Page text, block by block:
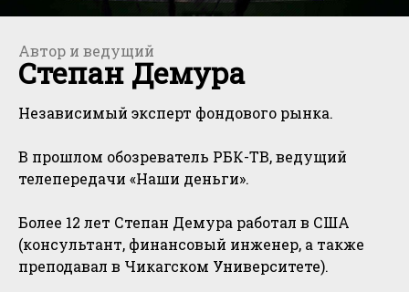
Автор и ведущий
Степан Демура
Независимый эксперт фондового рынка.
В прошлом обозреватель РБК-ТВ, ведущий
телепередачи «Наши деньги».
Более 12 лет Степан Демура работал в США
(консультант, финансовый инженер, а также
преподавал в Чикагском Университете).